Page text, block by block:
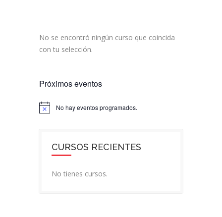
No se encontró ningún curso que coincida
con tu selección.
Próximos eventos
Aviso No hay eventos programados.
CURSOS RECIENTES
No tienes cursos.